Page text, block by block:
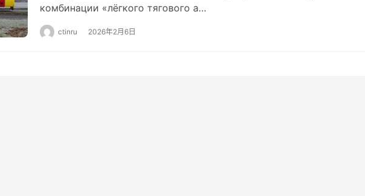
автотранспорт с пятью осями и системой передач типа
10×2!
комбинации «лёгкого тягового а…
ctinru 2026年2月6日